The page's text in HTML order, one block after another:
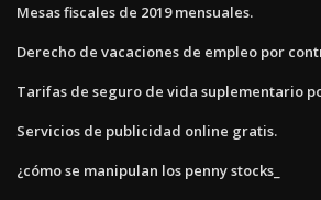
Mesas fiscales de 2019 mensuales.
Derecho de vacaciones de empleo por
Tarifas de seguro de vida suplementario
Servicios de publicidad online gratis.
¿cómo se manipulan los penny stocks_